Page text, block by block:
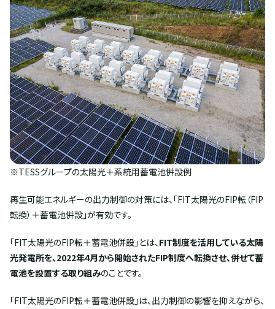
※TESSグループの太陽光＋系統用蓄電池併設例
再生可能エネルギーの出力制御の対策には、「FIT太陽光のFIP転（FIP
転換）＋蓄電池併設」が有効です。
「FIT太陽光のFIP転＋蓄電池併設」とは、FIT制度を活用している太陽
光発電所を、2022年4月から開始されたFIP制度へ転換させ、併せて蓄
電池を設置する取り組みのことです。
「FIT太陽光のFIP転＋蓄電池併設」は、出力制御の影響を抑えながら、